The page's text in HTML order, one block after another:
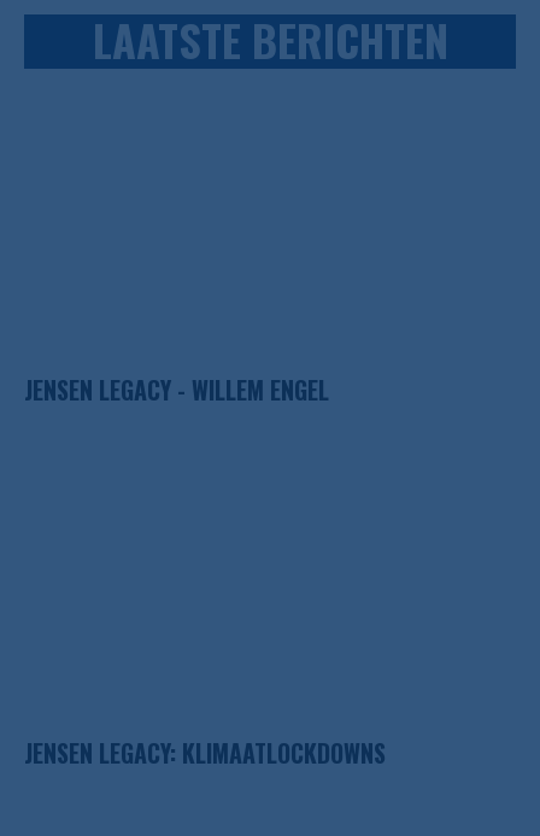
LAATSTE BERICHTEN
JENSEN LEGACY - WILLEM ENGEL
JENSEN LEGACY: KLIMAATLOCKDOWNS